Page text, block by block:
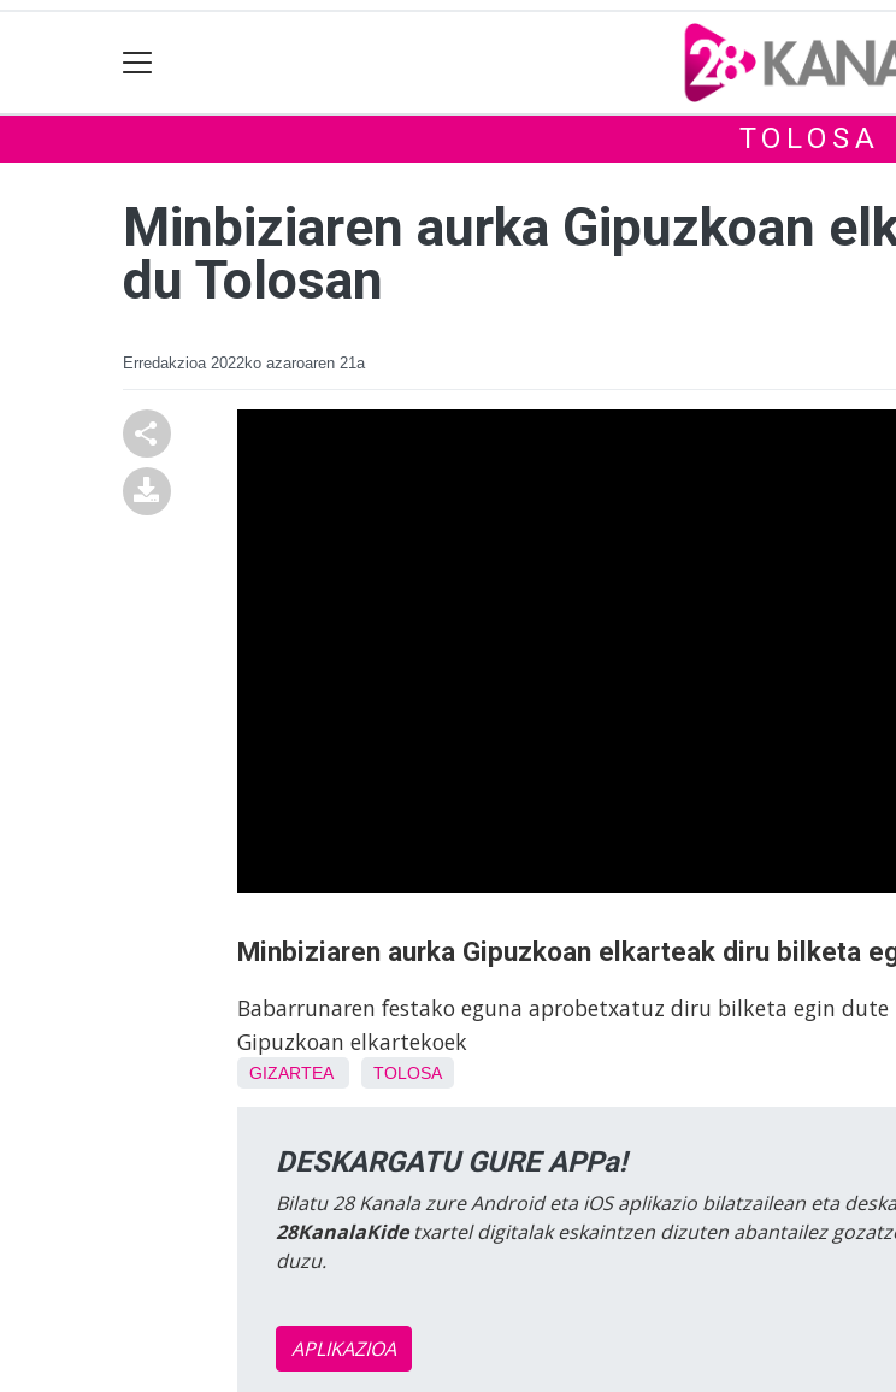
TOLOSA
Minbiziaren aurka Gipuzkoan
du Tolosan
Erredakzioa 2022ko azaroaren 21a
Minbiziaren aurka Gipuzkoan elkarteak diru bilketa
Babarrunaren festako eguna aprobetxatuz diru bilketa egin
Gipuzkoan elkartekoek
GIZARTEA TOLOSA
DESKARGATU GURE APPa!
Bilatu 28 Kanala zure Android eta iOS aplikazio bilatzailean eta
28KanalaKidetxartel digitalak eskaintzen dizuten abantailez
duzu.
APLIKAZIOA